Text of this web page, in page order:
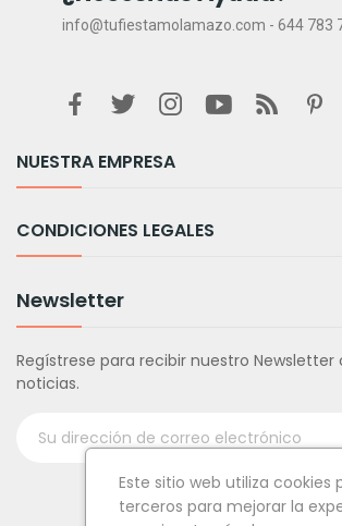
info@tufiestamolamazo.com - 644 783
NUESTRA EMPRESA
CONDICIONES LEGALES
Newsletter
Regístrese para recibir nuestro Newsletter
noticias.
Este sitio web utiliza cookies
terceros para mejorar la